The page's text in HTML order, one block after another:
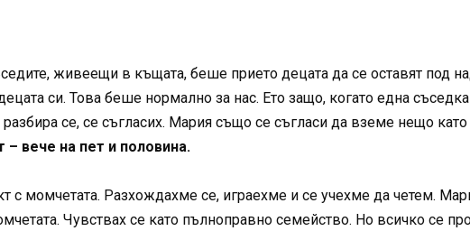
живеещи в къщата, беше прието децата да се оставят под
си. Това беше нормално за нас. Ето защо, когато една
се, се съгласих. Мария също се съгласи да вземе нещо като
– вече на пет и половина.
с момчетата. Разхождахме се, играехме и се учехме да четем.
Чувствах се като пълноправно семейство. Но всичко се